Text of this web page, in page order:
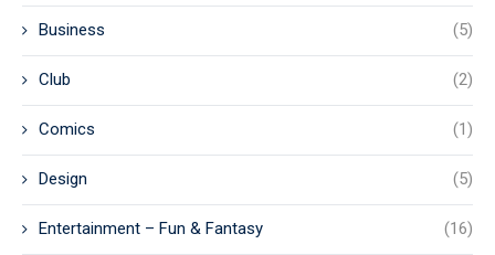
Business (5)
Club (2)
Comics (1)
Design (5)
Entertainment – Fun & Fantasy (16)